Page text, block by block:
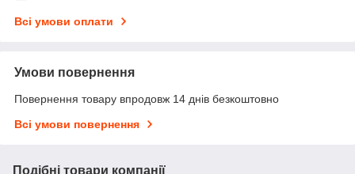
Всі умови оплати
Умови повернення
Повернення товару впродовж 14 днів безкоштовно
Всі умови повернення
Подібні товари компанії